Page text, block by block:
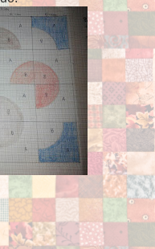
4 cm
6